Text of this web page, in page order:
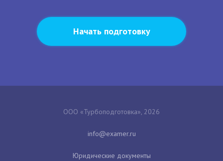
Начать подготовку
ООО «Турбоподготовка», 2026
Юридические документы